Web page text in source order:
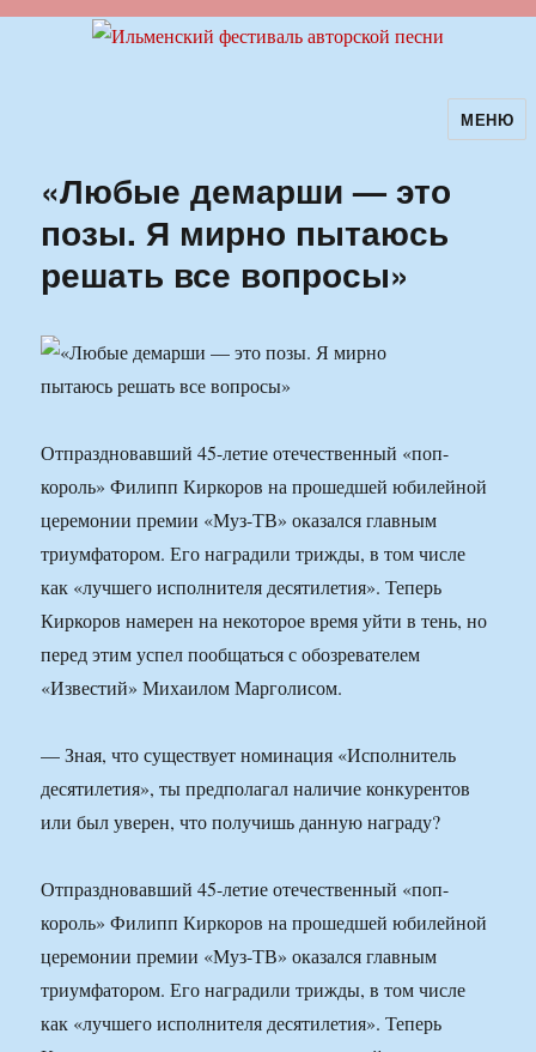
Ильменский фестиваль авторскойМЕНЮ
«Любые демарши — это
позы. Я мирно пытаюсь
решать все вопросы»
Отпраздновавший 45-летие отечественный «поп-
король» Филипп Киркоров на прошедшей юбилейной
церемонии премии «Муз-ТВ» оказался главным
триумфатором. Его наградили трижды, в том числе
как «лучшего исполнителя десятилетия». Теперь
Киркоров намерен на некоторое время уйти в тень, но
перед этим успел пообщаться с обозревателем
«Известий» Михаилом Марголисом.
— Зная, что существует номинация «Исполнитель
десятилетия», ты предполагал наличие конкурентов
или был уверен, что получишь данную награду?
Отпраздновавший 45-летие отечественный «поп-
король» Филипп Киркоров на прошедшей юбилейной
церемонии премии «Муз-ТВ» оказался главным
триумфатором. Его наградили трижды, в том числе
как «лучшего исполнителя десятилетия». Теперь